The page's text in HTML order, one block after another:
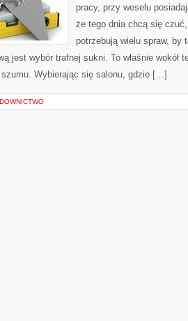
pracy, przy weselu
że tego dnia chcą się
potrzebują wielu spraw, by
jest wybór trafnej sukni. To właśnie wokół
Wybierając się salonu, gdzie […]